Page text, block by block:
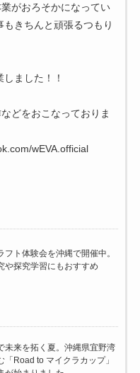
がおろそかになってい
もきちんと頑張るつもり
ました！！
どをおこなっておりま
wEVA.official
フト体験会を沖縄で開催中。
や探究学習にもおすすめ
未来を拓く夏。沖縄県宜野湾
「Road to マイクラカップ」